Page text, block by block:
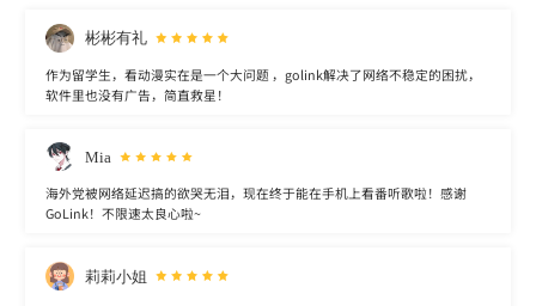
彬彬有礼
作为留学生，看动漫实在是一个大问题 ，golink解决了网络不稳定的困扰，
软件里也没有广告，简直救星！
Mia
海外党被网络延迟搞的欲哭无泪，现在终于能在手机上看番听歌啦！感谢
GoLink！不限速太良心啦~
莉莉小姐